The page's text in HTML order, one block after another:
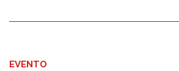
EVENTO